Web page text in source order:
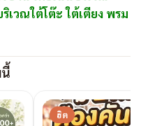
เวณใต้โต๊ะ ใต้เตียง พรม
ฮิต